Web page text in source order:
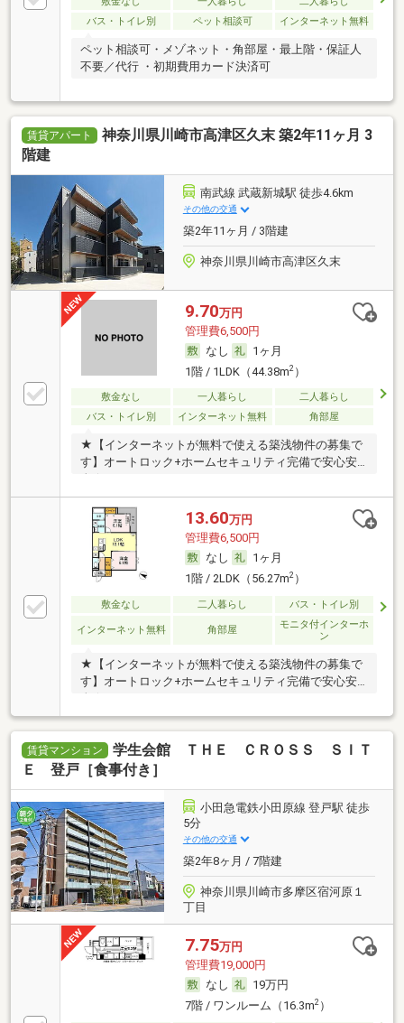
バス・トイレ別
ペット相談可 インターネット無料
ペット相談可・メゾネット・角部屋・最上階・保証人
不要／代行 ・初期費用カード決済可
賃貸アパート
神奈川県川崎市高津区久末 築2年11ヶ月 3
階建
南武線 武蔵新城駅 徒歩4.6km
その他の交通
築2年11ヶ月 / 3階建
神奈川県川崎市高津区久末
9.70万円
管理費6,500円
なし
1ヶ月
1階 / 1LDK（44.38m2）
敷金なし 一人暮らし
二人暮らし
バス・トイレ別
インターネット無料 角部屋
★【インターネットが無料で使える築浅物件の募集で
す】オートロック+ホームセキュリティ完備で安心安
13.60万円
管理費6,500円
なし
1ヶ月
1階 / 2LDK（56.27m2）
敷金なし 二人暮らし バス・トイレ別
インターネット無料 角部屋
モニタ付インターホ
ン
★【インターネットが無料で使える築浅物件の募集で
す】オートロック+ホームセキュリティ完備で安心安
全★
賃貸マンション
学生会館 ＴＨＥ ＣＲＯＳＳ ＳＩＴ
Ｅ 登戸［食事付き］
小田急電鉄小田原線 登戸駅 徒歩
5分
その他の交通
築2年8ヶ月 / 7階建
神奈川県川崎市多摩区宿河原１
丁目
7.75万円
管理費19,000円
なし
19万円
7階 / ワンルーム（16.3m2）